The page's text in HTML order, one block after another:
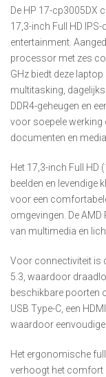
De HP 17-cp3005DX
17,3-inch Full HD
entertainment.
processor met zes
GHz biedt deze
multitasking,
DDR4-geheugen en
voor soepele werking
documenten en media.
Het 17,3-inch Full HD
beelden en levendige
voor een
omgevingen. De
van multimedia en
Voor connectiviteit is
5.3, waardoor
beschikbare poorten
USB Type-C, een
waardoor
Het ergonomische
verhoogt het comfort